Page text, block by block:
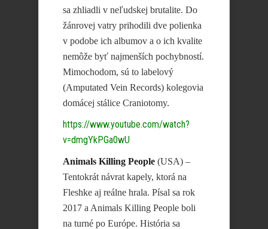
sa zhliadli v neľudskej brutalite. Do
žánrovej vatry prihodili dve polienka
v podobe ich albumov a o ich kvalite
nemôže byť najmenších pochybností.
Mimochodom, sú to labelový
(Amputated Vein Records) kolegovia
domácej stálice Craniotomy.
https://www.youtube.com/watch?
v=dmgYkPGa0wU
Animals Killing People (USA) –
Tentokrát návrat kapely, ktorá na
Fleshke aj reálne hrala. Písal sa rok
2017 a Animals Killing People boli
na turné po Európe. História sa